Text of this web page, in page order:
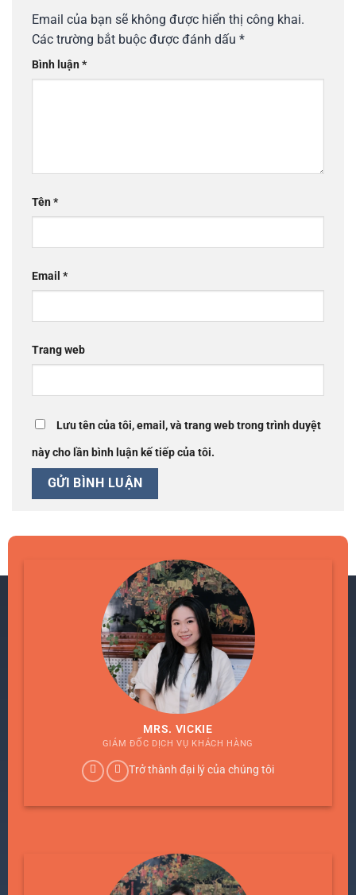
Email của bạn sẽ không được hiển thị công khai.
Các trường bắt buộc được đánh dấu *
Bình luận*
Tên*
Email *
Trang web
Lưu tên của tôi, email, và trang web trong trình duyệt
này cho lần bình luận kế tiếp của tôi.
MRS. VICKIE
GIÁM ĐỐC DỊCH VỤ KHÁCH HÀNG
Trở thành đại lý của chúng tôi